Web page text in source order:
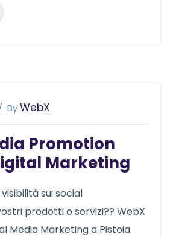
ByWebX
Promotion
Marketing
sui social
prodotti o servizi?? WebX
Media Marketing a Pistoia